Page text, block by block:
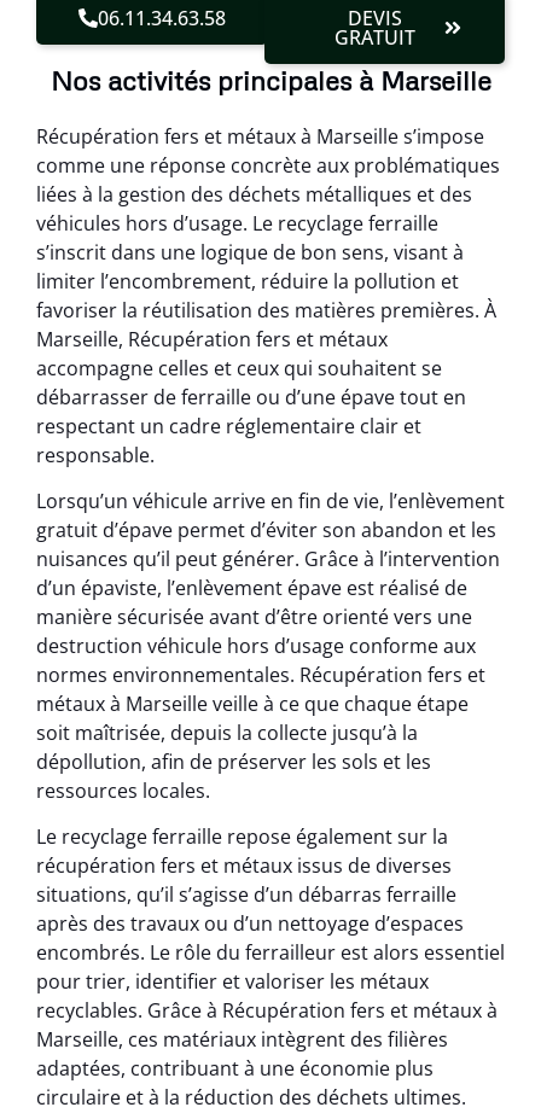
06.11.34.63.58 DEVIS
GRATUIT
Nos activités principales à Marseille
Récupération fers et métaux à Marseille s’impose
comme une réponse concrète aux problématiques
liées à la gestion des déchets métalliques et des
véhicules hors d’usage. Le recyclage ferraille
s’inscrit dans une logique de bon sens, visant à
limiter l’encombrement, réduire la pollution et
favoriser la réutilisation des matières premières. À
Marseille, Récupération fers et métaux
accompagne celles et ceux qui souhaitent se
débarrasser de ferraille ou d’une épave tout en
respectant un cadre réglementaire clair et
responsable.
Lorsqu’un véhicule arrive en fin de vie, l’enlèvement
gratuit d’épave permet d’éviter son abandon et les
nuisances qu’il peut générer. Grâce à l’intervention
d’un épaviste, l’enlèvement épave est réalisé de
manière sécurisée avant d’être orienté vers une
destruction véhicule hors d’usage conforme aux
normes environnementales. Récupération fers et
métaux à Marseille veille à ce que chaque étape
soit maîtrisée, depuis la collecte jusqu’à la
dépollution, afin de préserver les sols et les
ressources locales.
Le recyclage ferraille repose également sur la
récupération fers et métaux issus de diverses
situations, qu’il s’agisse d’un débarras ferraille
après des travaux ou d’un nettoyage d’espaces
encombrés. Le rôle du ferrailleur est alors essentiel
pour trier, identifier et valoriser les métaux
recyclables. Grâce à Récupération fers et métaux à
Marseille, ces matériaux intègrent des filières
adaptées, contribuant à une économie plus
circulaire et à la réduction des déchets ultimes.